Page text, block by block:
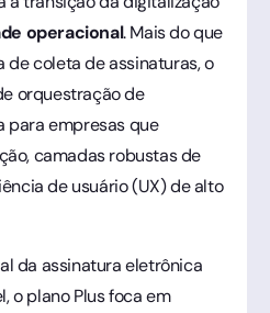
operacional. Mais do que
de coleta de assinaturas, o
orquestração de
para empresas que
camadas robustas de
de usuário (UX) de alto
da assinatura eletrônica
o plano Plus foca em